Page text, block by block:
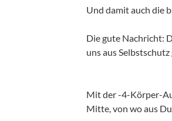
Und damit auch die
Die gute Nachricht:
uns aus
Mit der -4-Körper-
Mitte, von wo aus